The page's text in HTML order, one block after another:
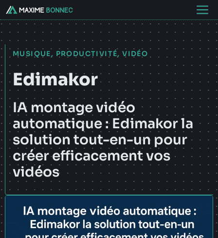
Aller
au
contenu
MUSIQUE, PRODUCTIVITÉ,VIDÉO
Edimakor
IA montage vidéo
automatique : Edimakor la
solution tout-en-un pour
créer efficacement vos
vidéos